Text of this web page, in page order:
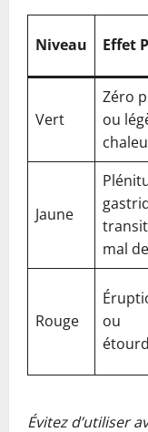
Niveau Effet
Vert
Zéro
ou
Jaune
mal
Rouge
ou
Évitez d’utiliser